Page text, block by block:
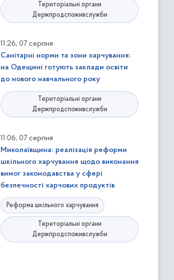
Територіальні органи
Держпродспоживслужби
11:26, 07 серпня
Санітарні норми та зони харчування:
на Одещині готують заклади освіти
до нового навчального року
Територіальні органи
Держпродспоживслужби
11:06, 07 серпня
Миколаївщина: реалізація реформи
шкільного харчування щодо виконання
вимог законодавства у сфері
безпечності харчових продуктів
Реформа шкільного харчування
Територіальні органи
Держпродспоживслужби